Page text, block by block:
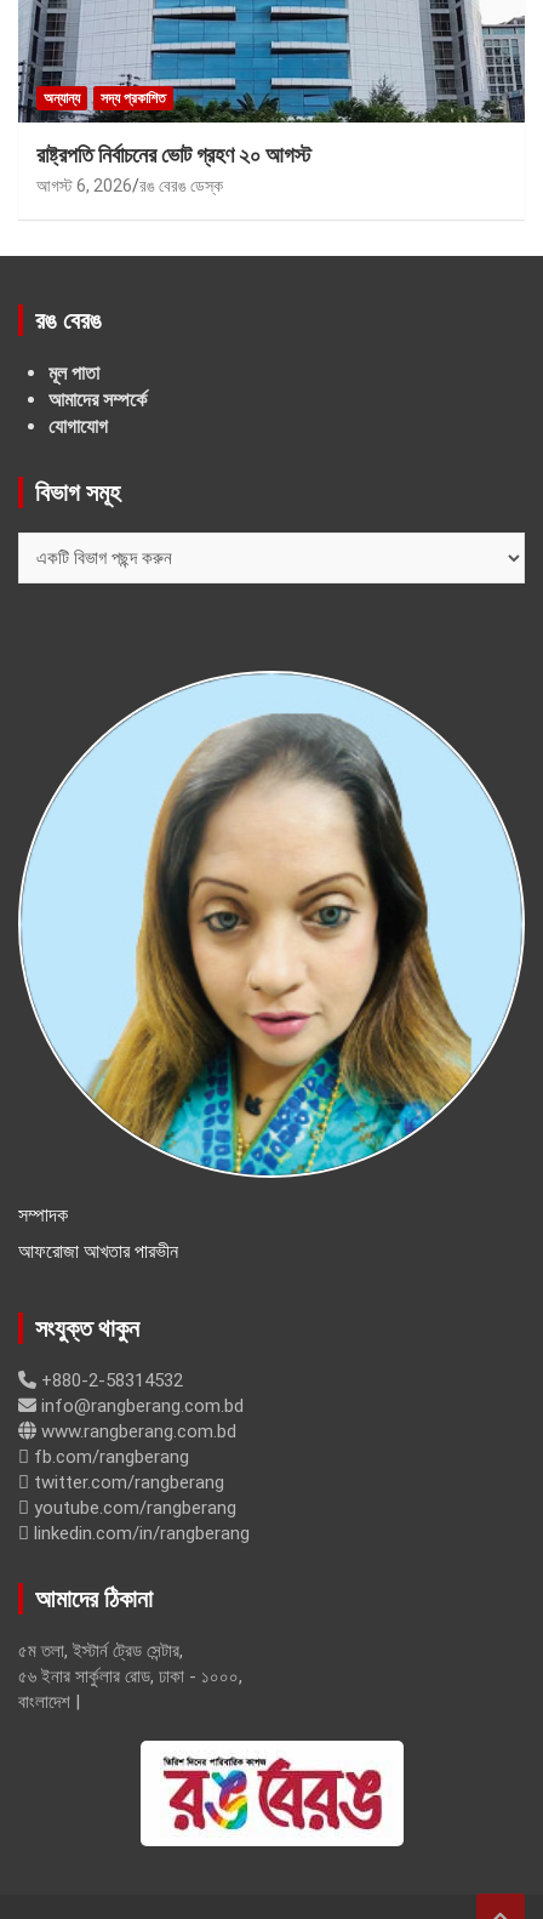
অন্যান্য সদ্য প্রকাশিত
রাষ্ট্রপতি নির্বাচনের ভোট গ্রহণ ২০ আগস্ট
আগস্ট 6, 2026 রঙ বেরঙ ডেস্ক
রঙ বেরঙ
মূল পাতা
আমাদের সম্পর্কে
যোগাযোগ
বিভাগ সমূহ
সম্পাদক
আফরোজা আখতার পারভীন
সংযুক্ত থাকুন
+880-2-58314532
info@rangberang.com.bd
www.rangberang.com.bd
fb.com/rangberang
twitter.com/rangberang
youtube.com/rangberang
linkedin.com/in/rangberang
আমাদের ঠিকানা
৫ম তলা, ইস্টার্ন ট্রেড সেন্টার,
৫৬ ইনার সার্কুলার রোড, ঢাকা - ১০০০,
বাংলাদেশ |